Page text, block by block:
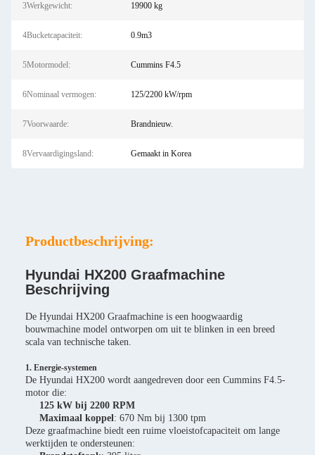
3Werkgewicht: 19900 kg
4Bucketcapaciteit: 0.9m3
5Motormodel: Cummins F4.5
6Nominaal vermogen: 125/2200 kW/rpm
7Voorwaarde: Brandnieuw.
8Vervaardigingsland: Gemaakt in Korea
Productbeschrijving:
Hyundai HX200 Graafmachine
Beschrijving
De Hyundai HX200 Graafmachine is een hoogwaardig
bouwmachine model ontworpen om uit te blinken in een breed
scala van technische taken.
1. Energie-systemen
De Hyundai HX200 wordt aangedreven door een Cummins F4.5-
motor die:
125 kW bij 2200 RPM
Maximaal koppel: 670 Nm bij 1300 tpm
Deze graafmachine biedt een ruime vloeistofcapaciteit om lange
werktijden te ondersteunen: